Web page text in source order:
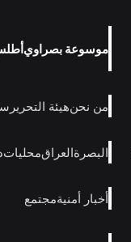
موسوعة بصراوي
من نحنهيئة التحرير
البصرةالعراقمحليات
أخبار أمنيةمجتمع